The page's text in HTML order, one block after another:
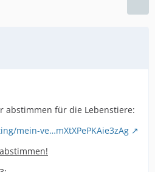
abstimmen für die Lebenstiere:
mein-ve…mXtXPePKAie3zAg